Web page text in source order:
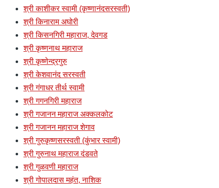
श्री काशीकर स्वामी (कृष्णानंदसरस्वती)
श्री किनाराम अघोरी
श्री किसनगिरी महाराज, देवगड
श्री कृष्णनाथ महाराज
श्री कृष्णेन्द्रगुरु
श्री केशवानंद सरस्वती
श्री गंगाधर तीर्थ स्वामी
श्री गगनगिरी महाराज
श्री गजानन महाराज अक्कलकोट
श्री गजानन महाराज शेगाव
श्री गुरुकृष्णसरस्वती (कुंभार स्वामी)
श्री गुरुनाथ महाराज दंडवते
श्री गुळवणी महाराज
श्री गोपालदास महंत, नाशिक